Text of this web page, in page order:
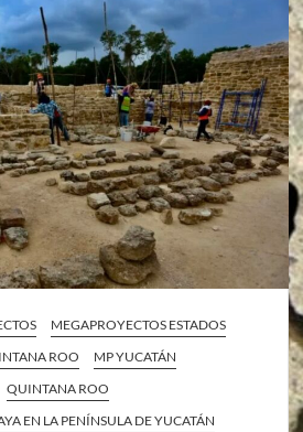
MEGAPROYECTOS ESTADOS
ROO
MP YUCATÁN
QUINTANA ROO
EN LA PENÍNSULA DE YUCATÁN